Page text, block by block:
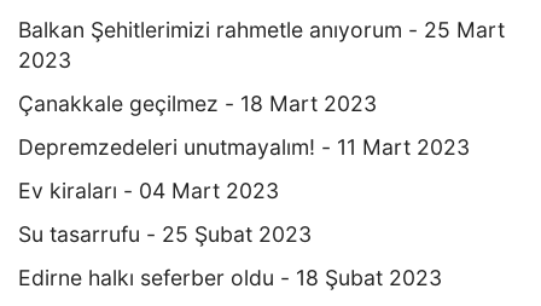
Balkan Şehitlerimizi rahmetle anıyorum - 25 Mart
2023
Çanakkale geçilmez - 18 Mart 2023
Depremzedeleri unutmayalım! - 11 Mart 2023
Ev kiraları - 04 Mart 2023
Su tasarrufu - 25 Şubat 2023
Edirne halkı seferber oldu - 18 Şubat 2023